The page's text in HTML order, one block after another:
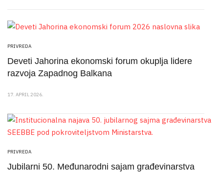
PRIVREDA
Deveti Jahorina ekonomski forum okuplja lidere
razvoja Zapadnog Balkana
17. APRIL 2026.
PRIVREDA
Jubilarni 50. Međunarodni sajam građevinarstva